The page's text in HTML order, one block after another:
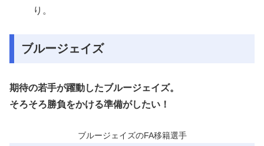
り。
ブルージェイズ
期待の若手が躍動したブルージェイズ。
そろそろ勝負をかける準備がしたい！
ブルージェイズのFA移籍選手